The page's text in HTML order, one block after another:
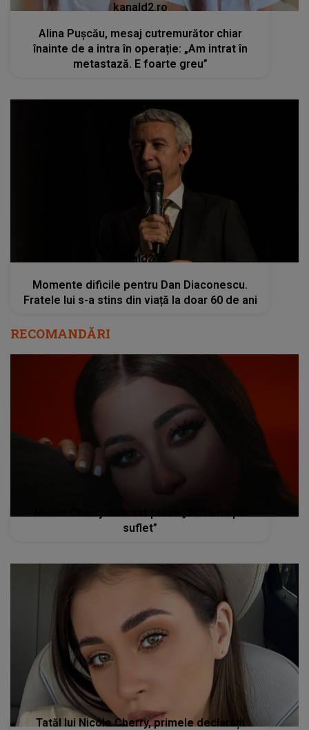
kanald2.ro
Alina Pușcău, mesaj cutremurător chiar
înainte de a intra în operație: „Am intrat în
metastază. E foarte greu”
kanald2.ro
Momente dificile pentru Dan Diaconescu.
Fratele lui s-a stins din viață la doar 60 de ani
RECOMANDĂRI
suflet”
Tatăl lui Nicole Cherry, primele declarații